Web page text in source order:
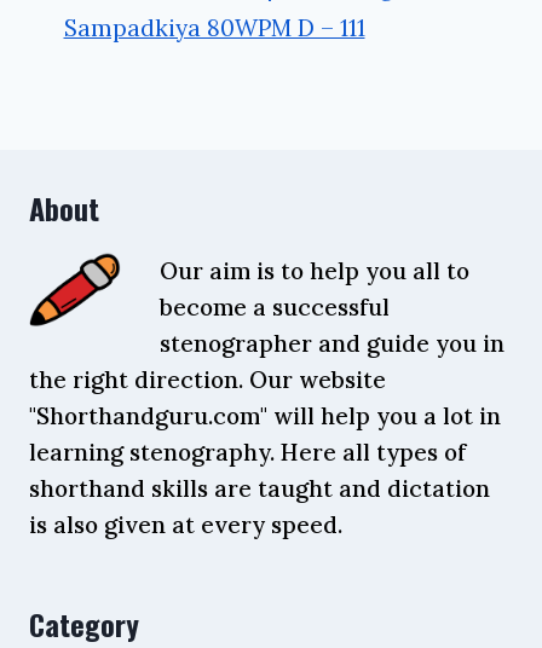
Sampadkiya 80WPM D – 111
About
Our aim is to help you all to
become a successful
stenographer and guide you in
the right direction. Our website
"Shorthandguru.com" will help you a lot in
learning stenography. Here all types of
shorthand skills are taught and dictation
is also given at every speed.
Category